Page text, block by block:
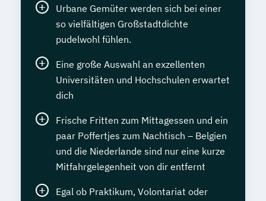
Urbane Gemüter werden sich bei einer
so vielfältigen Großstadtdichte
pudelwohl fühlen.
Eine große Auswahl an exzellenten
Universitäten und Hochschulen erwartet
dich
Frische Fritten zum Mittagessen und ein
paar Poffertjes zum Nachtisch – Belgien
und die Niederlande sind nur eine kurze
Mitfahrgelegenheit von dir entfernt
Egal ob Praktikum, Volontariat oder